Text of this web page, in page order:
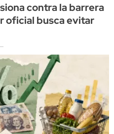
contra la barrera
oficial busca evitar